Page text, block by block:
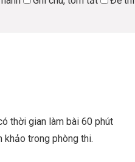
thời gian làm bài 60 phút
trong phòng thi.